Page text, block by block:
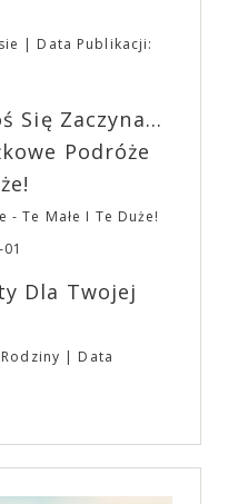
Hereditary” i
zrealizował najbardziej
w pełni podzielić
świata, a przede
kwietnia.
a przed halą
Życzymy Wam
na nadchodzącą
Data Publikacji:
Się Zaczyna...
Podróże
Te Małe I Te Duże!
Dla Twojej
Data